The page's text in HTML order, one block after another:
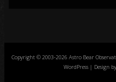
Copyright © 2003-2026 Astro Bear
WordPress | Design by